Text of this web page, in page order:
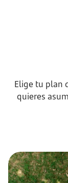
Elige tu plan
quieres